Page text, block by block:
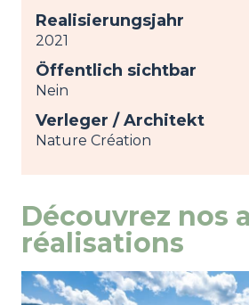
Realisierungsjahr
2021
Öffentlich sichtbar
Nein
Verleger / Architekt
Nature Création
Découvrez nos
réalisations
Image
Ansicht